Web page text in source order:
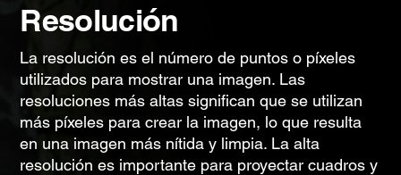
Resolución
La resolución es el número de puntos o píxeles
utilizados para mostrar una imagen. Las
resoluciones más altas significan que se utilizan
más píxeles para crear la imagen, lo que resulta
en una imagen más nítida y limpia. La alta
resolución es importante para proyectar cuadros y